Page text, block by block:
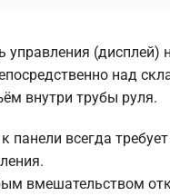
управления (дисплей)
над
внутри трубы руля.
панели всегда
вмешательством